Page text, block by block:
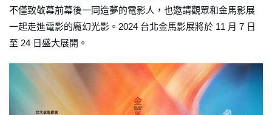
不僅致敬幕前幕後一同造夢的電影人，也邀請觀眾和金馬影展
一起走進電影的魔幻光影。2024 台北金馬影展將於 11 月 7 日
至 24 日盛大展開。